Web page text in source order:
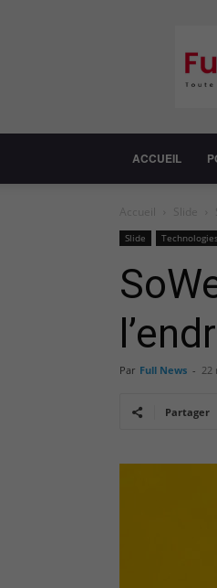
ACCUEIL
Accueil Slide
Slide Technologies
Par Full News - 22
Partager